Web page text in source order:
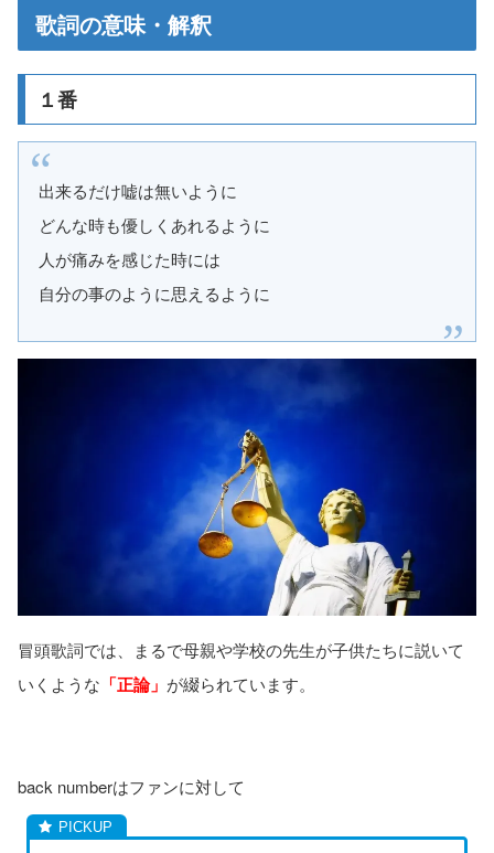
歌詞の意味・解釈
１番
出来るだけ嘘は無いように
どんな時も優しくあれるように
人が痛みを感じた時には
自分の事のように思えるように
冒頭歌詞では、まるで母親や学校の先生が子供たちに説いて
いくような 「正論」 が綴られています。
back numberはファンに対して